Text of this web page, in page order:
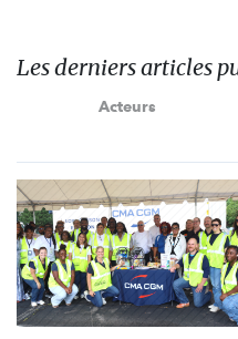
Les derniers articles
Acteurs